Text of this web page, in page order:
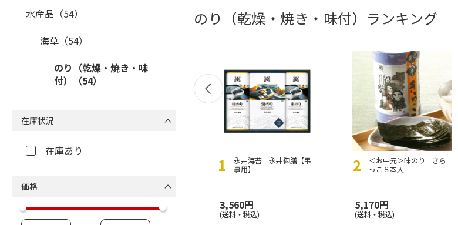
のり（乾燥・焼き・味付）ランキング
永井海苔 永井御膳【弔
事用】
3,560円
(送料・税込)
＜お中元＞味のり きら
っこ８本入
5,170円
(送料・税込)
おすすめの定期便
水産品（54）
海草（54）
のり（乾燥・焼き・味
付）（54）
在庫状況
在庫あり
価格